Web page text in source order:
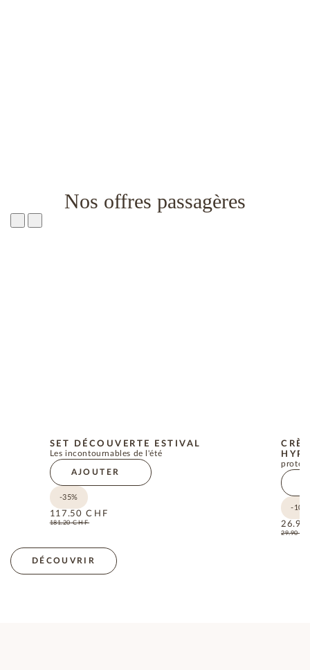
Nos offres passagères
SET DÉCOUVERTE ESTIVAL
Les incontournables de l'été
AJOUTER
-35%
117.50 CHF
181.20CHF
-10%
26.90
29.90
DÉCOUVRIR